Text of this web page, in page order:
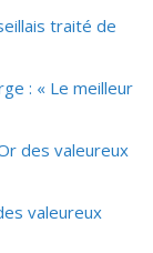
traité de
: « Le meilleur
des valeureux
valeureux